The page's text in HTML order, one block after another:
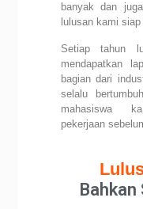
banyak dan
lulusan kami
Setiap tahun
mendapatkan
bagian dari
selalu
mahasiswa
pekerjaan